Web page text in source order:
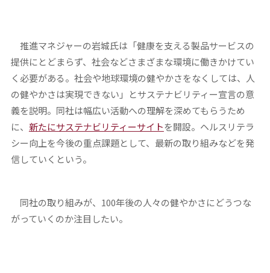
推進マネジャーの岩城氏は「健康を支える製品サービスの
提供にとどまらず、社会などさまざまな環境に働きかけてい
く必要がある。社会や地球環境の健やかさをなくしては、人
の健やかさは実現できない」とサステナビリティー宣言の意
義を説明。同社は幅広い活動への理解を深めてもらうため
に、 新たにサステナビリティーサイトを開設。ヘルスリテラ
シー向上を今後の重点課題として、最新の取り組みなどを発
信していくという。
同社の取り組みが、100年後の人々の健やかさにどうつな
がっていくのか注目したい。